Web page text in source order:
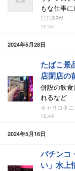
もな仕事
日刊SPA!
15:54
2024年5月28日
たばこ景
店閉店の
併設の飲
れるなど
キャリコネニ
12:48
2024年5月16日
パチンコ
い」水上